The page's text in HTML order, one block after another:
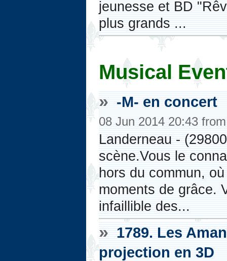
jeunesse et BD
plus grands ...
Musical
» -M- en concert
08 Jun 2014 20:43
Landerneau -
scène.Vous le
hors du commun,
moments de grâce.
infaillible des...
» 1789. Les
projection en 3D